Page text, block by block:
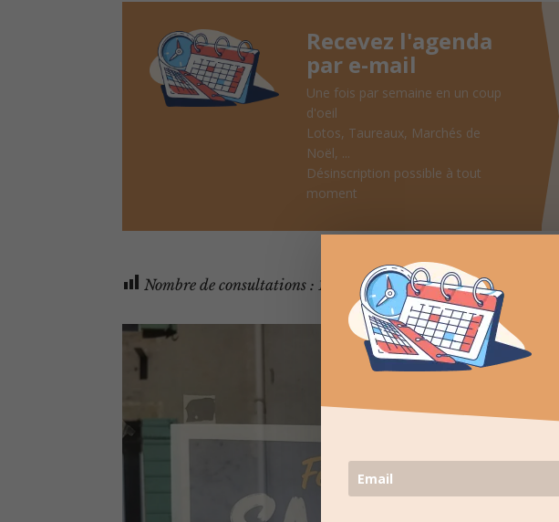
Recevez l'agenda
par e-mail
Une fois par semaine en un coup
d'oeil
Lotos, Taureaux, Marchés de
Noël, ...
Désinscription possible à tout
moment
Nombre de consultations : 1 930